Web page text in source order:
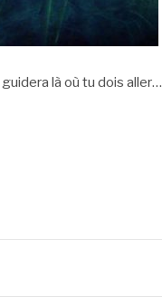
là où tu dois aller…